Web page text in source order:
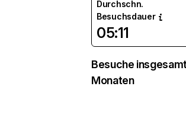
Durchschn.
Besuchsdauer
05:11
Besuche
Monaten